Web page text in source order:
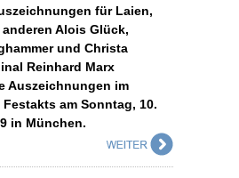
für Laien,
Alois Glück,
und Christa
Reinhard Marx
Auszeichnungen im
Festakts am Sonntag, 10.
in München.